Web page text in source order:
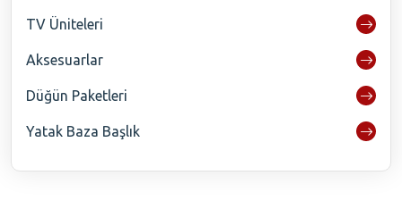
TV Üniteleri
Aksesuarlar
Düğün Paketleri
Yatak Baza Başlık